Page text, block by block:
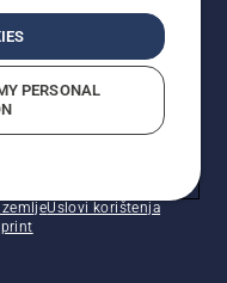
zemljeUslovi korištenja
PERSONAL